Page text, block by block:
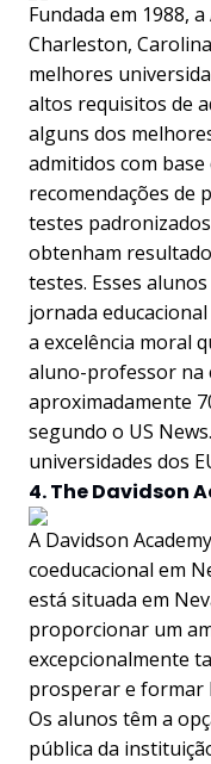
Fundada em 1988,
Charleston,
melhores
altos requisitos de
alguns dos
admitidos com base
recomendações de
testes
obtenham
testes. Esses
jornada
a excelência moral
aluno-professor na
aproximadamente
segundo o US
universidades dos
4. The Davidson
A Davidson
coeducacional em
está situada em
proporcionar um
excepcionalmente
prosperar e formar
Os alunos têm a
pública da